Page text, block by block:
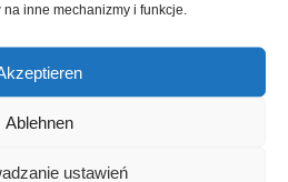
inne mechanizmy i funkcje.
Ablehnen
ustawień